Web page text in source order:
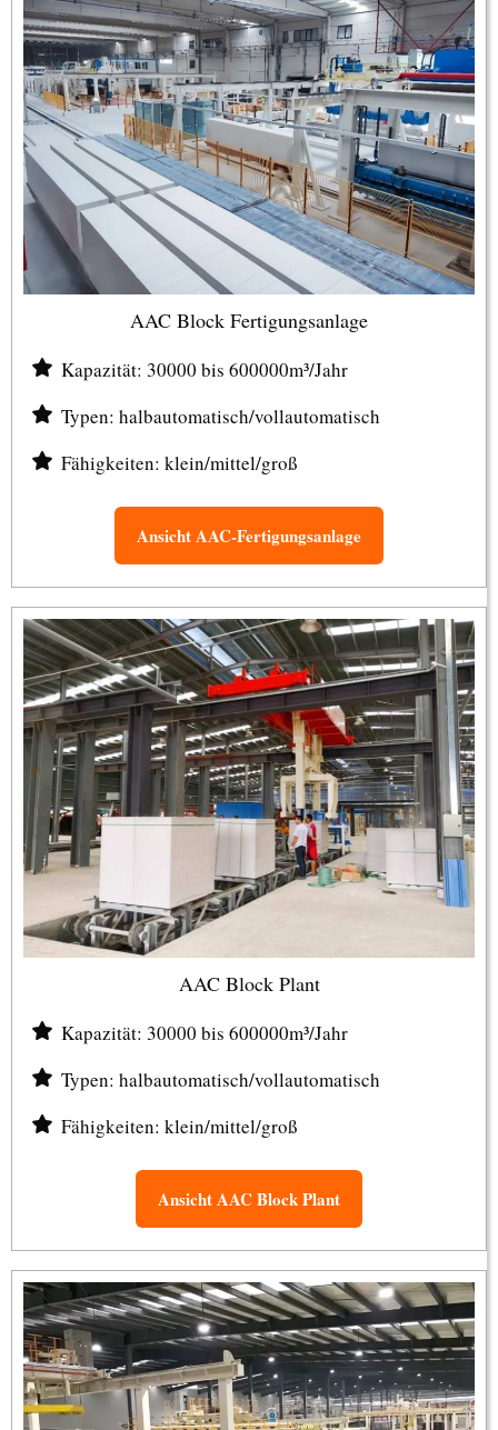
AAC Block Fertigungsanlage
Kapazität: 30000 bis 600000m³/Jahr
Typen: halbautomatisch/vollautomatisch
Fähigkeiten: klein/mittel/groß
Ansicht AAC-Fertigungsanlage
AAC Block Plant
Kapazität: 30000 bis 600000m³/Jahr
Typen: halbautomatisch/vollautomatisch
Fähigkeiten: klein/mittel/groß
Ansicht AAC Block Plant